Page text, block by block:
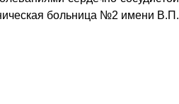
больница №2 имени В.П.